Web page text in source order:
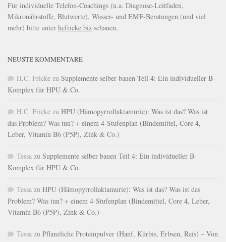
Für individuelle Telefon-Coachings (u.a. Diagnose-Leitfaden,
Mikronährstoffe, Blutwerte), Wasser- und EMF-Beratungen (und viel
mehr) bitte unter hcfricke.biz schauen.
NEUSTE KOMMENTARE
H.C. Fricke zu Supplemente selber bauen Teil 4: Ein individueller B-
Komplex für HPU & Co.
H.C. Fricke zu HPU (Hämopyrrollaktamurie): Was ist das? Was ist
das Problem? Was tun? + einem 4-Stufenplan (Bindemittel, Core 4,
Leber, Vitamin B6 (P5P), Zink & Co.)
Tessa zu Supplemente selber bauen Teil 4: Ein individueller B-
Komplex für HPU & Co.
Tessa zu HPU (Hämopyrrollaktamurie): Was ist das? Was ist das
Problem? Was tun? + einem 4-Stufenplan (Bindemittel, Core 4, Leber,
Vitamin B6 (P5P), Zink & Co.)
Tessa zu Pflanzliche Proteinpulver (Hanf, Kürbis, Erbsen, Reis) – Von